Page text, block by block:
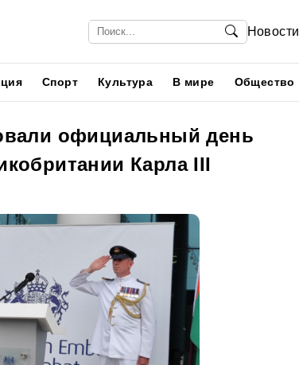
Новости
Спорт Культура В мире Общество
официальный день
Карла III